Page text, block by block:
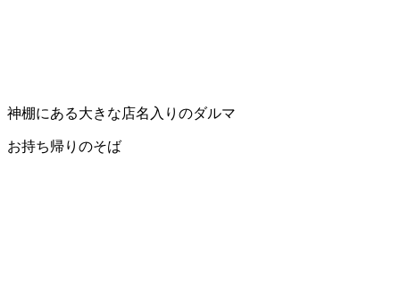
神棚にある大きな店名入りのダルマ
お持ち帰りのそば